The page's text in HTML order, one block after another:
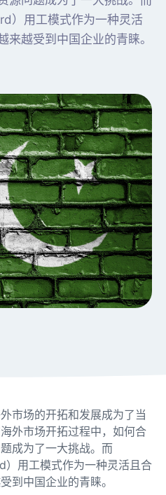
）用工模式作为一种灵活
来越受到中国企业的青睐。
市场的开拓和发展成为了当
外市场开拓过程中，如何合
成为了一大挑战。而
用工模式作为一种灵活且合
到中国企业的青睐。